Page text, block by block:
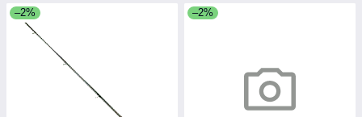
–2% –2%